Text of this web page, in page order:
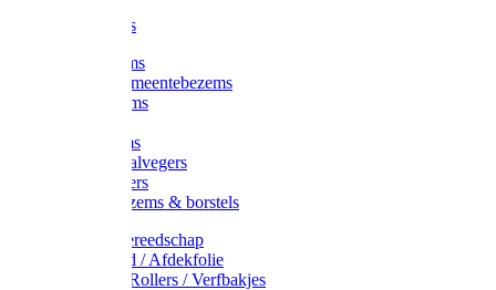
Composters
Straatbezems
Stads- / Gemeentebezems
Terrasbezems
Gootbezems
Kamer-/Zaalvegers
Vloertrekkers
Onkruidbezems & borstels
Schildersgereedschap
Afplakband / Afdekfolie
Kwasten / Rollers / Verfbakjes